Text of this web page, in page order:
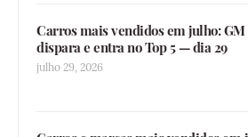
Carros mais vendidos em julho:
dispara e entra no Top 5 — dia 29
julho 29, 2026